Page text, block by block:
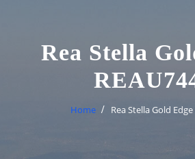
Rea Stella
Home Rea Stella Gold Edge